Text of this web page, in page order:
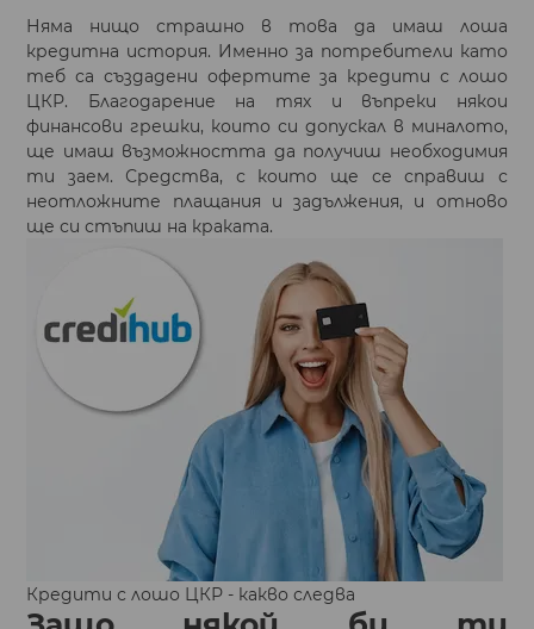
Няма нищо страшно в това да имаш лоша
кредитна история. Именно за потребители като
теб са създадени офертите за кредити с лошо
ЦКР. Благодарение на тях и въпреки някои
финансови грешки, които си допускал в миналото,
ще имаш възможността да получиш необходимия
ти заем. Средства, с които ще се справиш с
неотложните плащания и задължения, и отново
ще си стъпиш на краката.
Кредити с лошо ЦКР - какво следва